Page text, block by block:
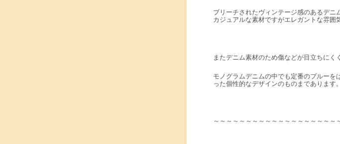
ブリーチされたヴィンテージ感のあるデニ
カジュアルな素材ですがエレガントな雰
またデニム素材のため傷などが目立ちにく
モノグラムデニムの中でも定番のブルー
った個性的なデザインのものまであります。
～～～～～～～～～～～～～～～～～～